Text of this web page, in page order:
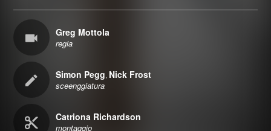
Greg Mottola
regia
Simon Pegg, Nick Frost
sceenggiatura
Catriona Richardson
montaggio